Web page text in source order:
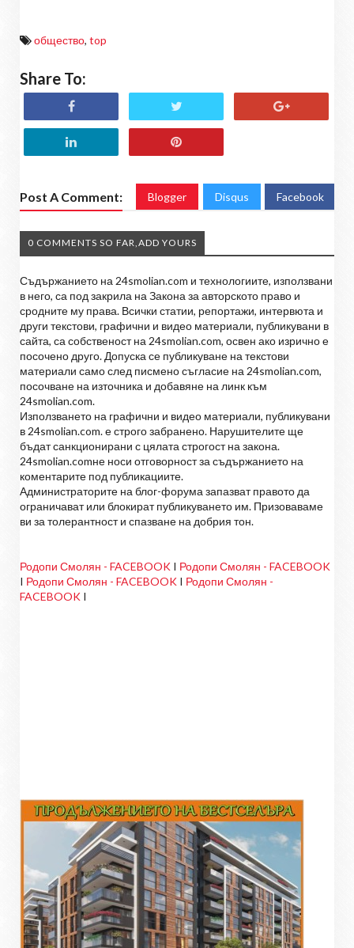
общество, top
Share To:
Post A Comment: Blogger Disqus Facebook
0 COMMENTS SO FAR,ADD YOURS
Съдържанието на 24smolian.com и технологиите, използвани
в него, са под закрила на Закона за авторското право и
сродните му права. Всички статии, репортажи, интервюта и
други текстови, графични и видео материали, публикувани в
сайта, са собственост на 24smolian.com, освен ако изрично е
посочено друго. Допуска се публикуване на текстови
материали само след писмено съгласие на 24smolian.com,
посочване на източника и добавяне на линк към
24smolian.com.
Използването на графични и видео материали, публикувани
в 24smolian.com. е строго забранено. Нарушителите ще
бъдат санкционирани с цялата строгост на закона.
24smolian.comне носи отговорност за съдържанието на
коментарите под публикациите.
Администраторите на блог-форума запазват правото да
ограничават или блокират публикуването им. Призоваваме
ви за толерантност и спазване на добрия тон.
Родопи Смолян - FACEBOOK I Родопи Смолян - FACEBOOK
I Родопи Смолян - FACEBOOK I Родопи Смолян -
FACEBOOK I